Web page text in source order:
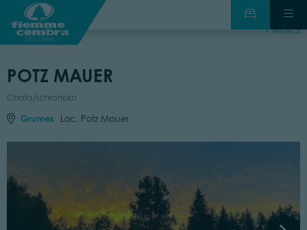
wstecz
POTZ MAUER
Chata/schronisko
Grumes Loc. Potz Mauer